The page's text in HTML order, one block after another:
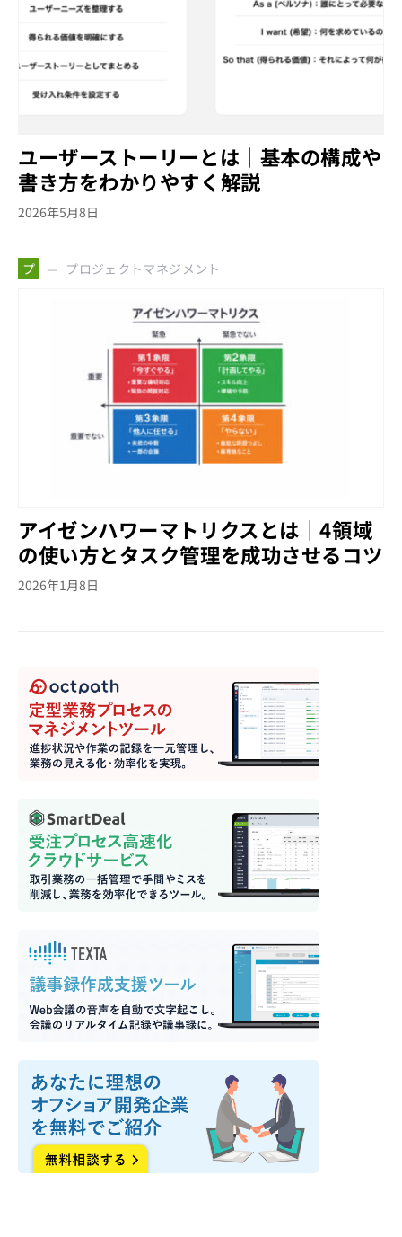
ユーザーストーリーとは｜基本の構成や
書き方をわかりやすく解説
2026年5月8日
プ プロジェクトマネジメント
アイゼンハワーマトリクスとは｜4領域
の使い方とタスク管理を成功させるコツ
2026年1月8日